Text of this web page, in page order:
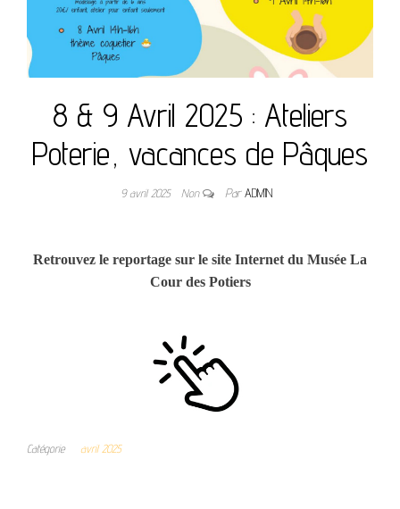
8 & 9 Avril 2025 : Ateliers
Poterie, vacances de Pâques
9 avril 2025 Non ParADMIN
Retrouvez le reportage sur le site Internet du Musée La
Cour des Potiers
Catégorie avril 2025